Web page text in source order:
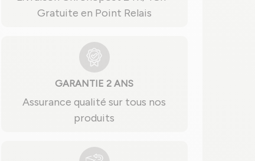
Gratuite en Point Relais
GARANTIE 2 ANS
Assurance qualité sur tous nos
produits